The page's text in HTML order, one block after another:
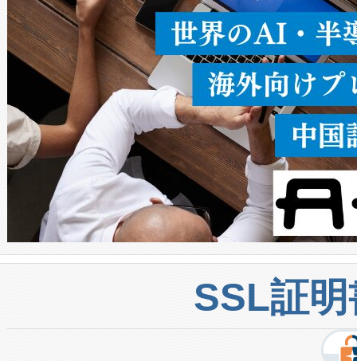
密度なスキャ […]
SSL証